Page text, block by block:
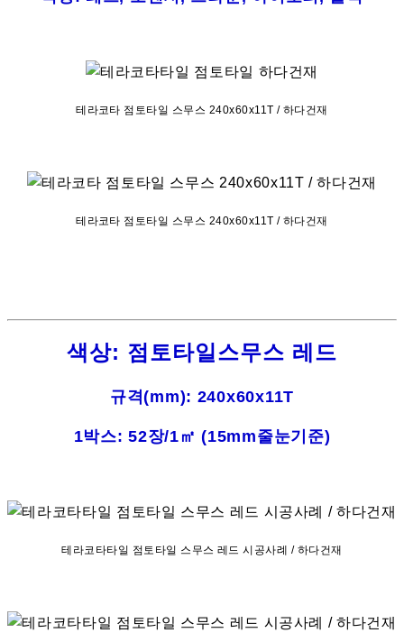
테라코타 점토타일 스무스 240x60x11T / 하다건재
테라코타 점토타일 스무스 240x60x11T / 하다건재
색상: 점토타일스무스 레드
규격(mm): 240x60x11T
1박스: 52장/1㎡ (15mm줄눈기준)
테라코타타일 점토타일 스무스 레드 시공사례 / 하다건재